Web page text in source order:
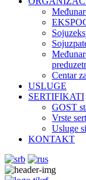
Centar
USLUGE
SERTIFIKATI
GOST
Vrste
Usluge
KONTAKT